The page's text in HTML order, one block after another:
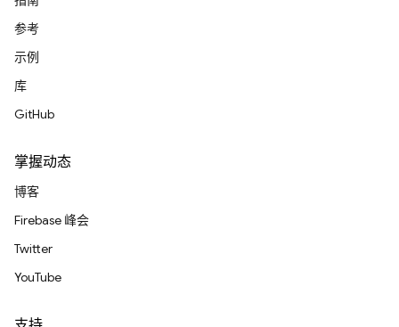
参考
示例
库
GitHub
掌握动态
博客
Firebase 峰会
Twitter
YouTube